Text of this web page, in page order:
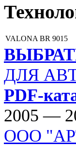
VALONA BR 9015
ДЛЯ
PDF-
2005 —
ООО